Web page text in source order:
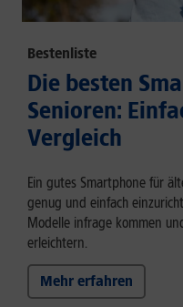
Bestenliste
Die besten
Senioren:
Vergleich
Ein gutes Smartphone für
genug und einfach
Modelle infrage kommen
erleichtern.
Mehr erfahren